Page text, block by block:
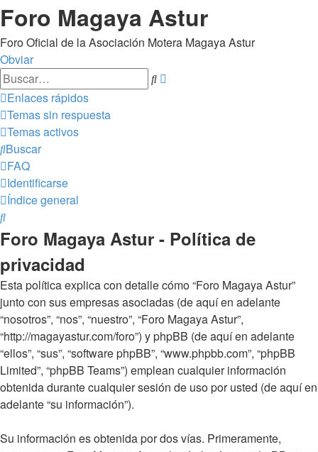
Foro Magaya Astur
Foro Oficial de la Asociación Motera Magaya Astur
Obviar
Buscar
Enlaces rápidos
Temas sin respuesta
Temas activos
Buscar
FAQ
Identificarse
Índice general
Buscar
Foro Magaya Astur - Política de
privacidad
Esta política explica con detalle cómo “Foro Magaya Astur”
junto con sus empresas asociadas (de aquí en adelante
“nosotros”, “nos”, “nuestro”, “Foro Magaya Astur”,
“http://magayastur.com/foro”) y phpBB (de aquí en adelante
“ellos”, “sus”, “software phpBB”, “www.phpbb.com”, “phpBB
Limited”, “phpBB Teams”) emplean cualquier información
obtenida durante cualquier sesión de uso por usted (de aquí en
adelante “su información”).
Su información es obtenida por dos vías. Primeramente,